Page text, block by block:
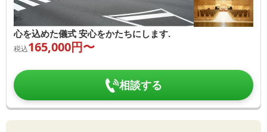
心を込めた儀式 安心をかたちにします.
税込165,000円〜
相談する